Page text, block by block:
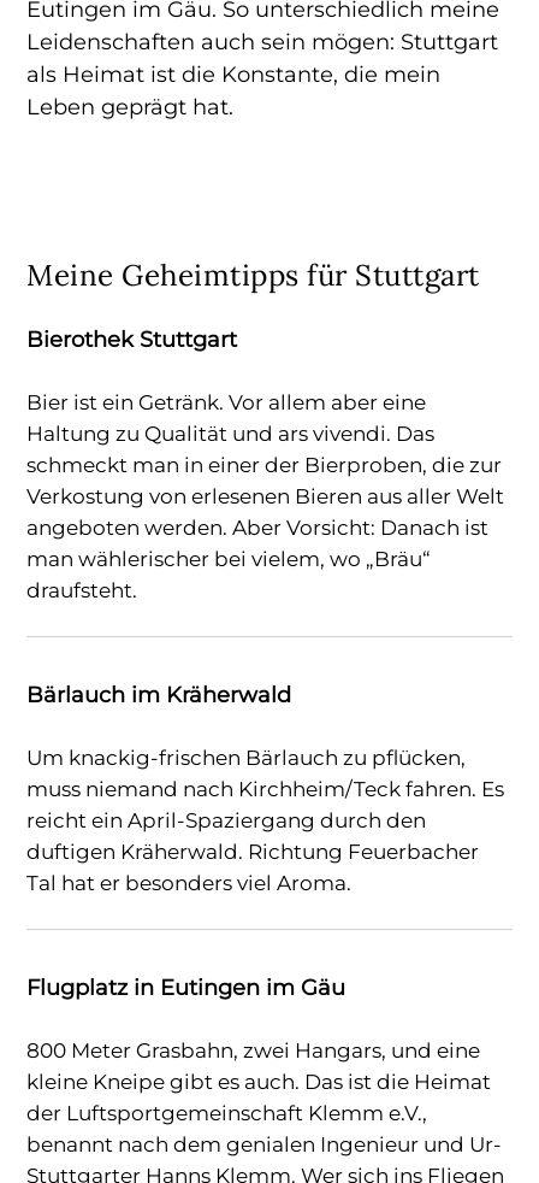
Eutingen im Gäu. So unterschiedlich meine
Leidenschaften auch sein mögen: Stuttgart
als Heimat ist die Konstante, die mein
Leben geprägt hat.
Meine Geheimtipps für Stuttgart
Bierothek Stuttgart
Bier ist ein Getränk. Vor allem aber eine
Haltung zu Qualität und ars vivendi. Das
schmeckt man in einer der Bierproben, die zur
Verkostung von erlesenen Bieren aus aller Welt
angeboten werden. Aber Vorsicht: Danach ist
man wählerischer bei vielem, wo „Bräu“
draufsteht.
Bärlauch im Kräherwald
Um knackig-frischen Bärlauch zu pflücken,
muss niemand nach Kirchheim/Teck fahren. Es
reicht ein April-Spaziergang durch den
duftigen Kräherwald. Richtung Feuerbacher
Tal hat er besonders viel Aroma.
Flugplatz in Eutingen im Gäu
800 Meter Grasbahn, zwei Hangars, und eine
kleine Kneipe gibt es auch. Das ist die Heimat
der Luftsportgemeinschaft Klemm e.V.,
benannt nach dem genialen Ingenieur und Ur-
Stuttgarter Hanns Klemm. Wer sich ins Fliegen